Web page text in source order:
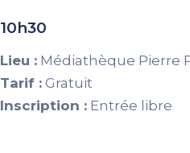
10h30
Lieu : Médiathèque Pierre
Tarif : Gratuit
Inscription : Entrée libre